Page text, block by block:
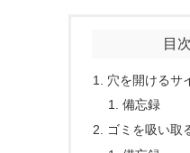
目次
穴を開けるサ
備忘録
ゴミを吸い取